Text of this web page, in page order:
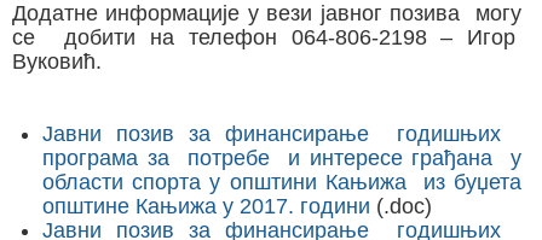
Додатне информације у вези јавног позива могу
се добити на телефон 064-806-2198 – Игор
Вуковић.
Јавни позив за финансирање годишњих
програма за потребе и интересе грађана у
области спорта у општини Кањижа из буџета
општине Кањижа у 2017. години (.doc)
Јавни позив за финансирање годишњих